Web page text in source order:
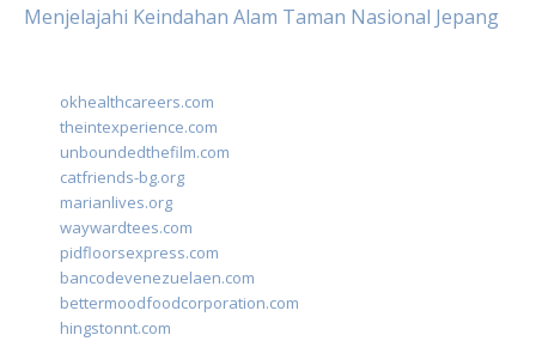
Menjelajahi Keindahan Alam Taman Nasional Jepang
okhealthcareers.com
theintexperience.com
unboundedthefilm.com
catfriends-bg.org
marianlives.org
waywardtees.com
pidfloorsexpress.com
bancodevenezuelaen.com
bettermoodfoodcorporation.com
hingstonnt.com